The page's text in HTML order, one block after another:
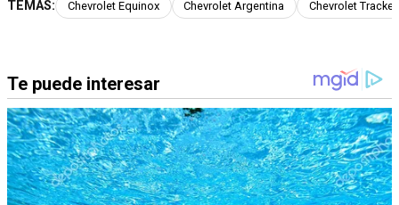
TEMAS: Chevrolet Equinox Chevrolet Argentina Chevrolet Tracker